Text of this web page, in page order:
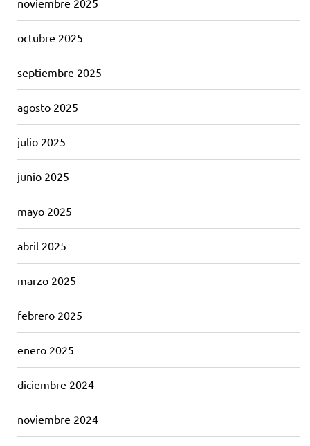
noviembre 2025
octubre 2025
septiembre 2025
agosto 2025
julio 2025
junio 2025
mayo 2025
abril 2025
marzo 2025
febrero 2025
enero 2025
diciembre 2024
noviembre 2024